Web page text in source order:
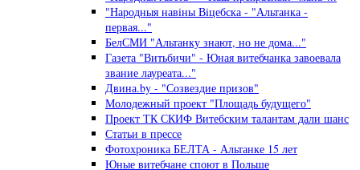
"Народныя навiны Вiцебска - "Альтанка -
первая..."
БелСМИ "Альтанку знают, но не дома..."
Газета "Витьбичи" - Юная витебчанка завоевала
звание лауреата..."
Двина.by - "Созвездие призов"
Молодежный проект "Площадь будущего"
Проект ТК СКИФ Витебским талантам дали шанс
Статьи в прессе
Фотохроника БЕЛТА - Альтанке 15 лет
Юные витебчане споют в Польше